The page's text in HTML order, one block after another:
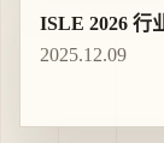
ISLE 2026 行
2025.12.09